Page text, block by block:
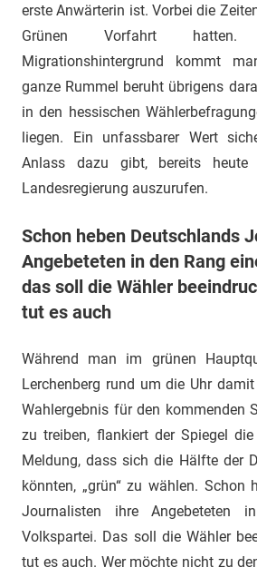
erste Anwärterin ist. Vorbei die
Grünen Vorfahrt
Migrationshintergrund kommt
ganze Rummel beruht übrigens
in den hessischen
liegen. Ein unfassbarer Wert
Anlass dazu gibt, bereits heute
Landesregierung auszurufen.
Schon heben Deutschlands
Angebeteten in den Rang
das soll die Wähler
tut es auch
Während man im grünen
Lerchenberg rund um die Uhr
Wahlergebnis für den kommenden
zu treiben, flankiert der Spiegel
Meldung, dass sich die Hälfte der
könnten, „grün“ zu wählen. Schon
Journalisten ihre Angebeteten
Volkspartei. Das soll die Wähler
tut es auch. Wer möchte nicht zu